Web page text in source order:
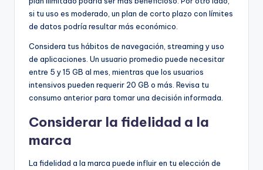
si tu uso es moderado, un plan de corto plazo con límites
de datos podría resultar más económico.
Considera tus hábitos de navegación, streaming y uso
de aplicaciones. Un usuario promedio puede necesitar
entre 5 y 15 GB al mes, mientras que los usuarios
intensivos pueden requerir 20 GB o más. Revisa tu
consumo anterior para tomar una decisión informada.
Considerar la fidelidad a la
marca
La fidelidad a la marca puede influir en tu elección de